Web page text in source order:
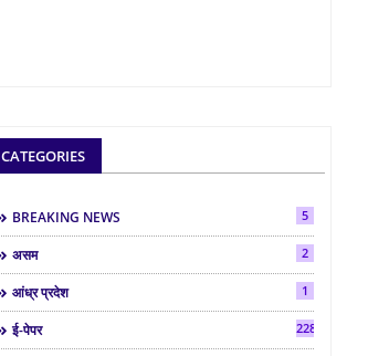
CATEGORIES
BREAKING NEWS 5
असम 2
आंध्र प्रदेश 1
ई-पेपर 2286